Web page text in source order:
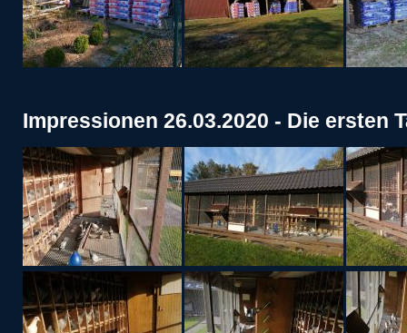
Impressionen 26.03.2020 - Die ersten